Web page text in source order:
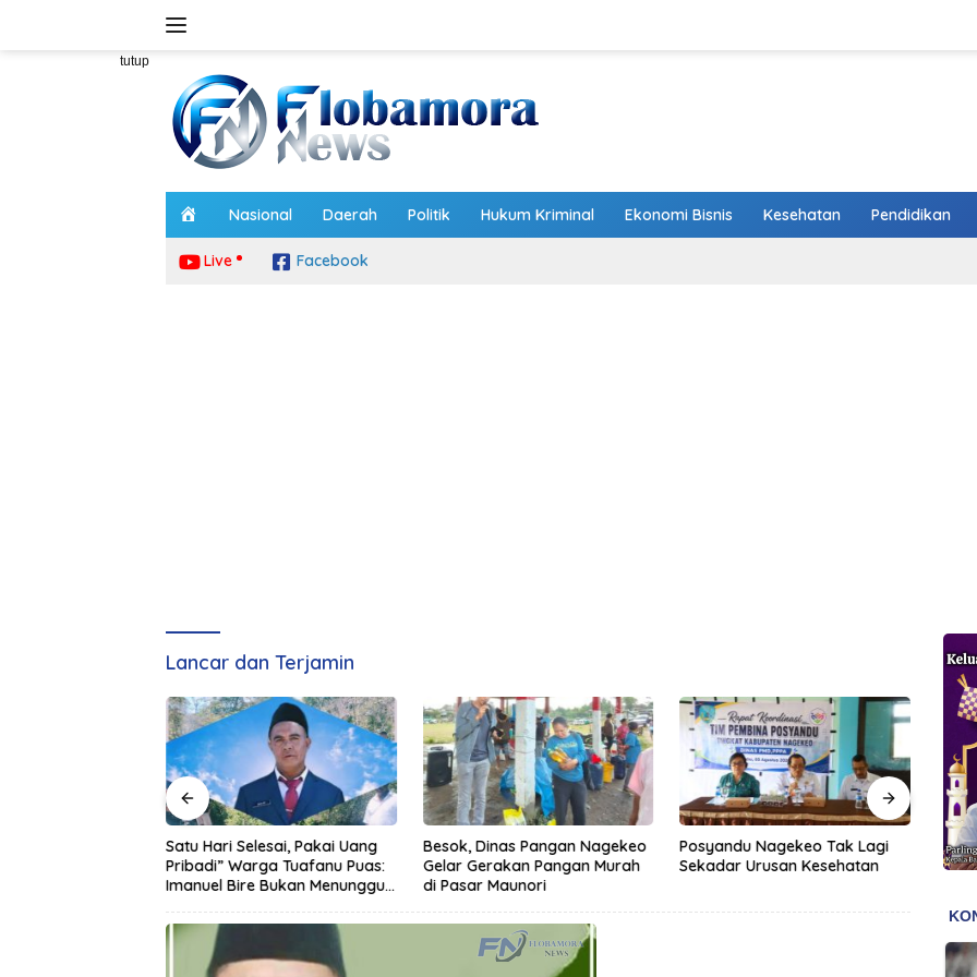
tutup
o
m
e
Nasional Daerah Politik Hukum Kriminal Ekonomi Bisnis Kesehatan Pendidikan
Live Facebook
Lancar dan Terjamin
Satu Hari Selesai, Pakai Uang
Pribadi” Warga Tuafanu Puas:
Imanuel Bire Bukan Menunggu,
Besok, Dinas Pangan Nagekeo
Gelar Gerakan Pangan Murah
di Pasar Maunori
Posyandu Nagekeo Tak Lagi
Sekadar Urusan Kesehatan